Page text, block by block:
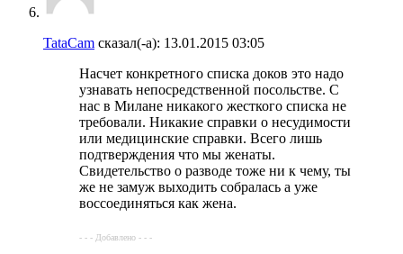
TataCam сказал(-а): 13.01.2015 03:05
Насчет конкретного списка доков это надо
узнавать непосредственной посольстве. С
нас в Милане никакого жесткого списка не
требовали. Никакие справки о несудимости
или медицинские справки. Всего лишь
подтверждения что мы женаты.
Свидетельство о разводе тоже ни к чему, ты
же не замуж выходить собралась а уже
воссоединяться как жена.
- - - Добавлено - - -